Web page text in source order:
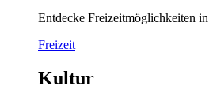
Entdecke Freizeitmöglichkeiten in
Freizeit
Kultur